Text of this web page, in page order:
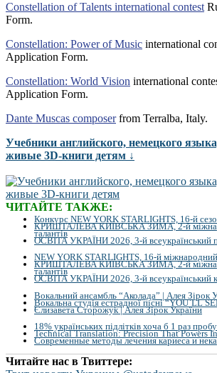
Constellation of Talents international contest
Form.
Constellation: Power of Music international
Application Form.
Constellation: World Vision international
Application Form.
Dante Muscas composerfrom Terralba, Italy.
Учебники английского, немецкого
живые 3D-книги детям ↓
ЧИТАЙТЕ ТАКЖЕ:
Конкурс NEW YORK STARLIGHTS, 16-й
КРИШТАЛЕВА КИЇВСЬКА ЗИМА, 2-й
талантів
ОСВІТА УКРАЇНИ 2026, 3-й всеукраїнський
NEW YORK STARLIGHTS, 16-й міжнародний
КРИШТАЛЕВА КИЇВСЬКА ЗИМА, 2-й
талантів
ОСВІТА УКРАЇНИ 2026, 3-й всеукраїнський
Вокальний ансамбль “Аколада” | Алея Зірок
Вокальна студія естрадної пісні “YOU`LL
Єлизавета Сторожук | Алея Зірок України
18% українських підлітків хоча б 1 раз
Technical Translation: Precision That Powers
Современные методы лечения кариеса и
Читайте нас в Твиттере: